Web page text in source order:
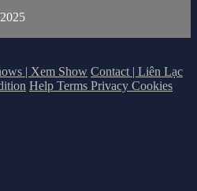
| Xem Show Contact | Liên Lạc
Help Terms Privacy Cookies